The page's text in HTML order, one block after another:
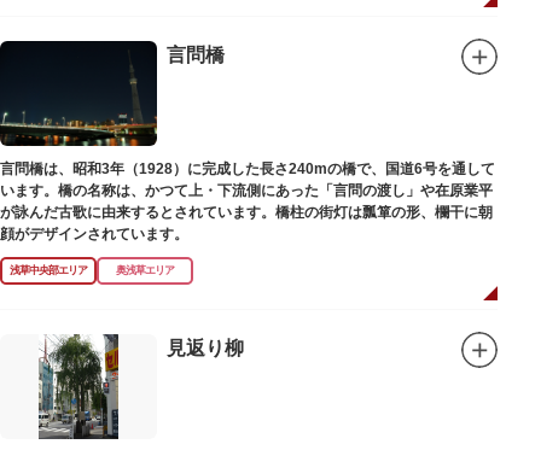
言問橋
言問橋は、昭和3年（1928）に完成した長さ240mの橋で、国道6号を通して
います。橋の名称は、かつて上・下流側にあった「言問の渡し」や在原業平
が詠んだ古歌に由来するとされています。橋柱の街灯は瓢箪の形、欄干に朝
顔がデザインされています。
浅草中央部エリア 奥浅草エリア
見返り柳